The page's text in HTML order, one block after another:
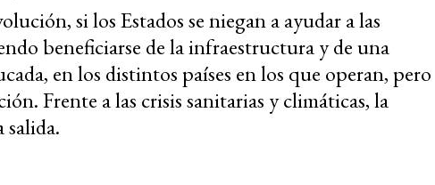
si los Estados se niegan a ayudar a las
beneficiarse de la infraestructura y de una
en los distintos países en los que operan, pero
Frente a las crisis sanitarias y climáticas, la
salida.